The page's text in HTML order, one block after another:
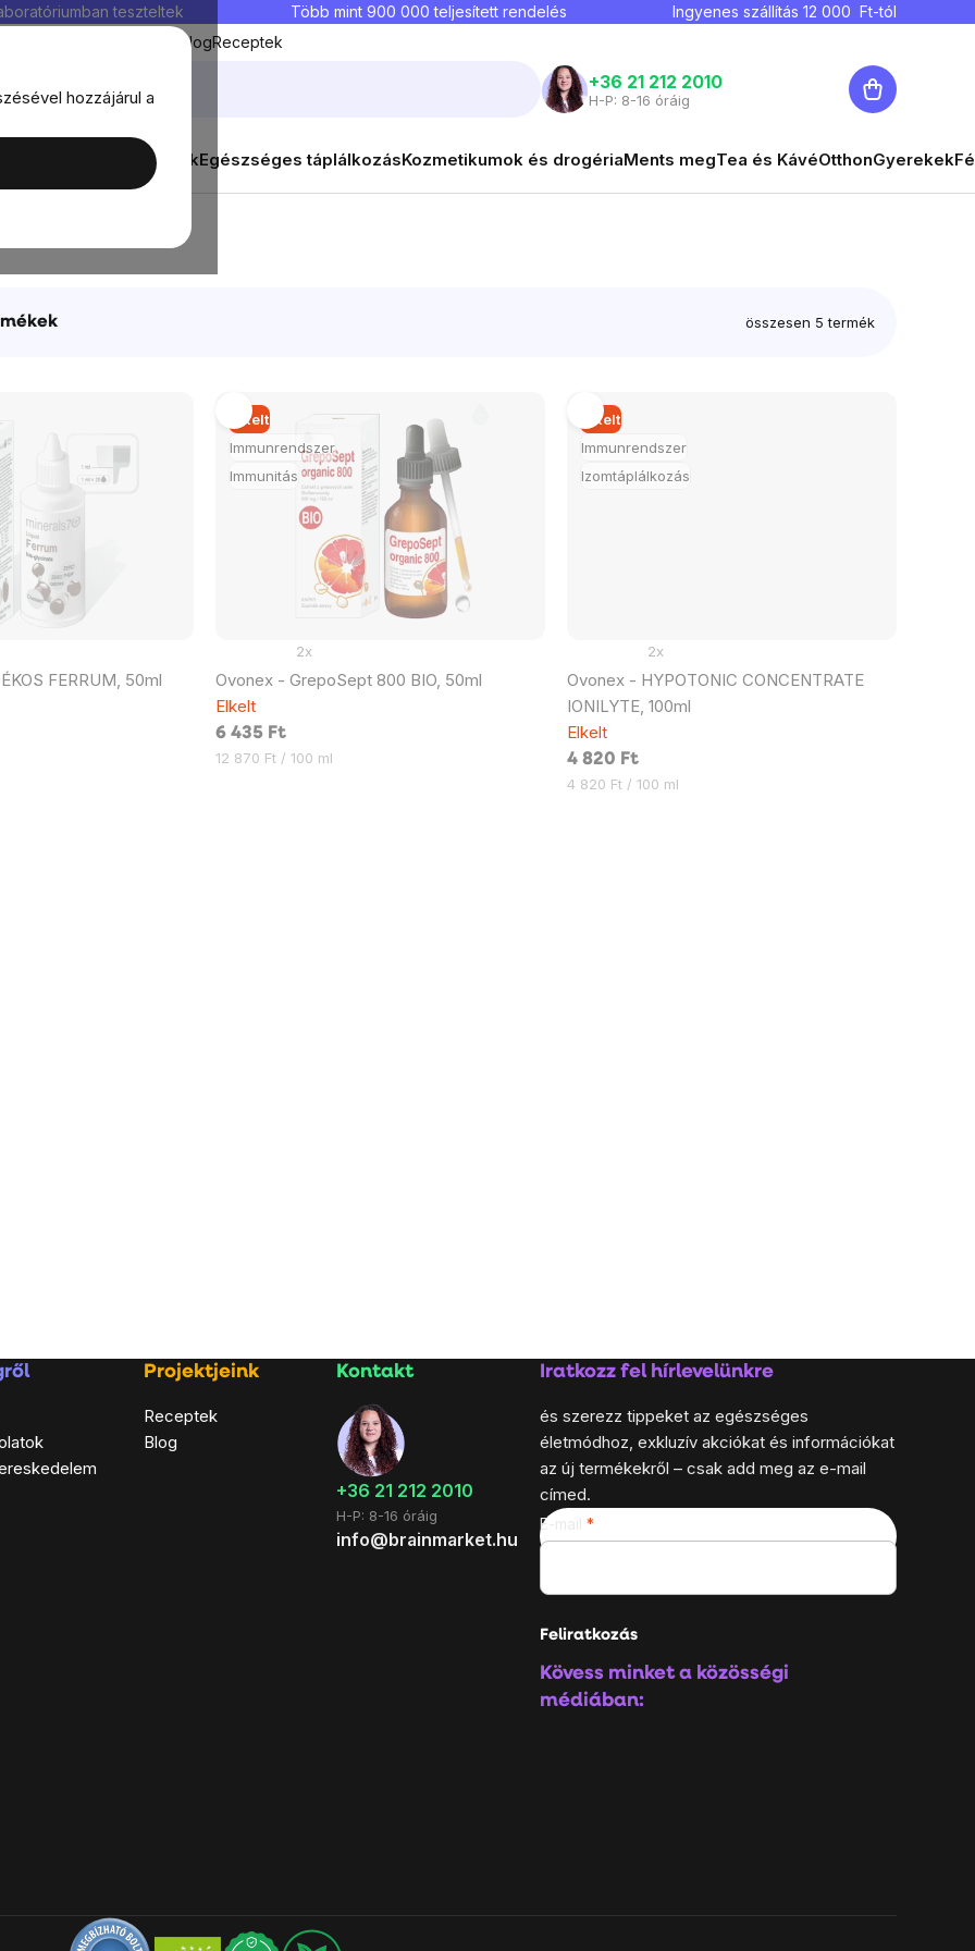
hozzájárul a
teszteltek Több mint 900 000 teljesített rendelés Ingyenes szállítás 12 000 Ft-tól
BlogReceptek
+36 21 212 2010
H-P: 8-16 óráig
Kosár
ÉlelmiszerekEgészséges táplálkozásKozmetikumok és drogériaMents megTea és KávéOtthonGyerekek
összesen 5 termék
FERRUM, 50ml
Immunrendszer
Immunitás
Elkelt
Ovonex - GrepoSept 800 BIO, 50ml
2x
Elkelt
6 435 Ft
Egységár:
12 870 Ft / 100 ml
Immunrendszer
Izomtáplálkozás
Elkelt
Ovonex - HYPOTONIC CONCENTRATE
IONILYTE, 100ml
2x
Elkelt
4 820 Ft
Egységár:
4 820 Ft / 100 ml
Projektjeink
Receptek
Blog
Kontakt
+36 21 212 2010
H-P: 8-16 óráig
info@brainmarket.hu
Iratkozz fel hírlevelünkre
és szerezz tippeket az egészséges
életmódhoz, exkluzív akciókat és információkat
az új termékekről – csak add meg az e-mail
címed.
E-mail
Feliratkozás
Kövess minket a közösségi
médiában: